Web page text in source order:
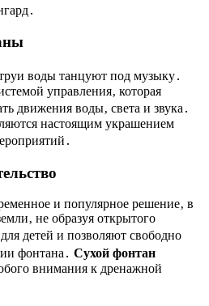
воды танцуют под музыку․
управления‚ которая
движения воды‚ света и звука․
настоящим украшением
и популярное решение‚ в
не образуя открытого
детей и позволяют свободно
фонтана․ Сухой фонтан
внимания к дренажной